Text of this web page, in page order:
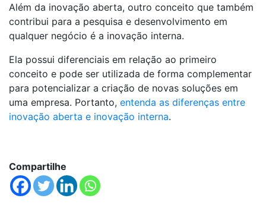
Além da inovação aberta, outro conceito que também
contribui para a pesquisa e desenvolvimento em
qualquer negócio é a inovação interna.
Ela possui diferenciais em relação ao primeiro
conceito e pode ser utilizada de forma complementar
para potencializar a criação de novas soluções em
uma empresa. Portanto, entenda as diferenças entre
inovação aberta e inovação interna.
Compartilhe